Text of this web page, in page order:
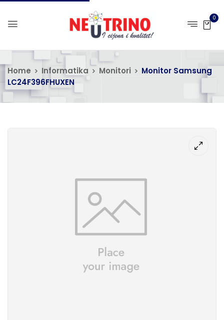
0
Home Informatika Monitori
Monitor Samsung
LC24F396FHUXEN